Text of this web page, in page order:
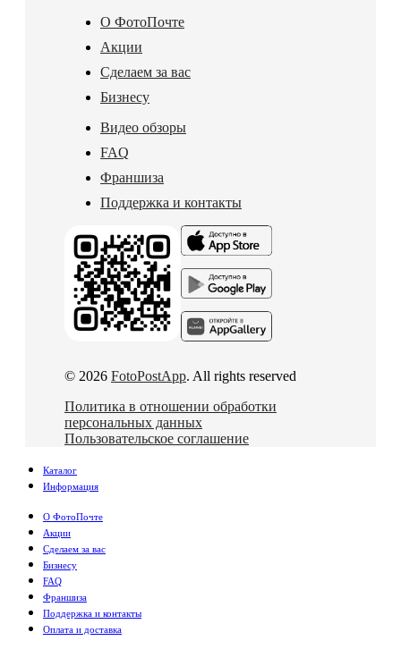
О ФотоПочте
Акции
Сделаем за вас
Бизнесу
Видео обзоры
FAQ
Франшиза
Поддержка и контакты
© 2026 FotoPostApp. All rights reserved
Политика в отношении обработки
персональных данных
Пользовательское соглашение
Каталог
Информация
О ФотоПочте
Акции
Сделаем за вас
Бизнесу
FAQ
Франшиза
Поддержка и контакты
Оплата и доставка